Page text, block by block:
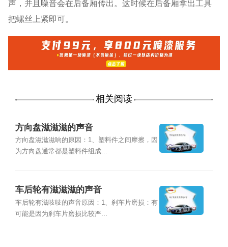
声，并且噪音会在后备厢传出。这时候在后备厢拿出工具
把螺丝上紧即可。
相关阅读
方向盘滋滋滋的声音
方向盘滋滋滋响的原因：1、塑料件之间摩擦，因
为方向盘通常都是塑料件组成...
车后轮有滋滋滋的声音
车后轮有滋吱吱的声音原因：1、刹车片磨损：有
可能是因为刹车片磨损比较严...